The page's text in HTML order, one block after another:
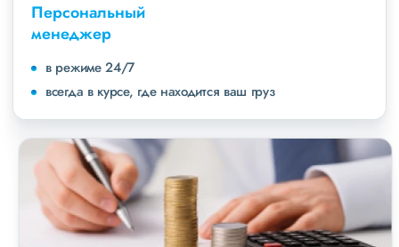
Персональный
менеджер
в режиме 24/7
всегда в курсе, где находится ваш груз